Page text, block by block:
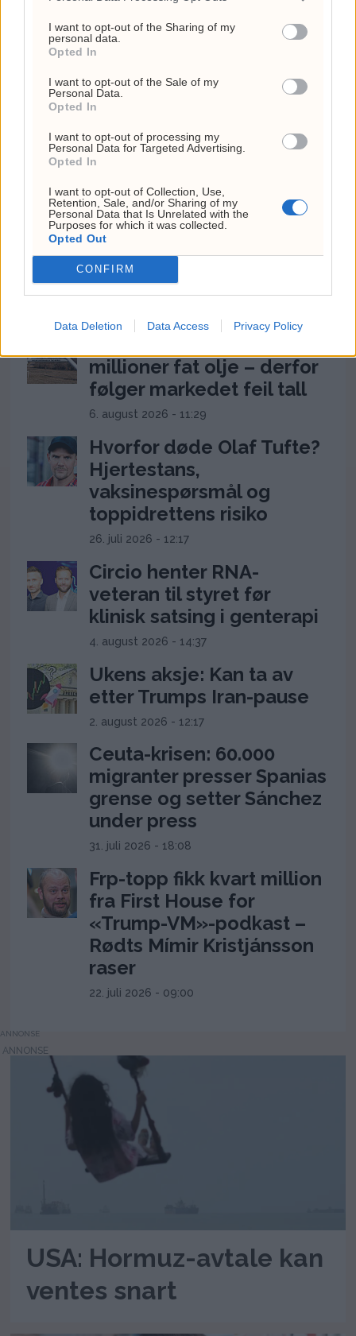
I want to opt-out of the Sharing of my
personal data.
Opted In
I want to opt-out of the Sale of my
Personal Data.
Opted In
I want to opt-out of processing my
Personal Data for Targeted Advertising.
Opted In
I want to opt-out of Collection, Use,
Retention, Sale, and/or Sharing of my
Personal Data that Is Unrelated with the
Purposes for which it was collected.
Opted Out
CONFIRM
Data Deletion Data Access Privacy Policy
Alarm om USAs
minkende våpenlagre
Mest lest
Lubna Jafferys VM-reise
kostet 136.778 kroner –
Anne Lindboe brukte
43.524
millioner fat olje – derfor
følger markedet feil tall
6. august 2026 - 11:29
Hvorfor døde Olaf Tufte?
Hjertestans,
vaksinespørsmål og
toppidrettens risiko
26. juli 2026 - 12:17
Circio henter RNA-
veteran til styret før
klinisk satsing i genterapi
4. august 2026 - 14:37
Ukens aksje: Kan ta av
etter Trumps Iran-pause
2. august 2026 - 12:17
Ceuta-krisen: 60.000
migranter presser Spanias
grense og setter Sánchez
under press
31. juli 2026 - 18:08
Frp-topp fikk kvart million
fra First House for
«Trump-VM»-podkast –
Rødts Mímir Kristjánsson
raser
22. juli 2026 - 09:00
ANNONSE
USA: Hormuz-avtale kan
ventes snart